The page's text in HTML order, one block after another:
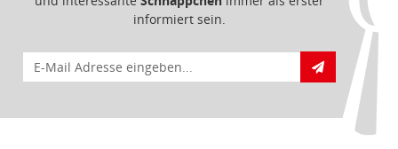
informiert sein.
E-Mail für Newsletteranmeldung